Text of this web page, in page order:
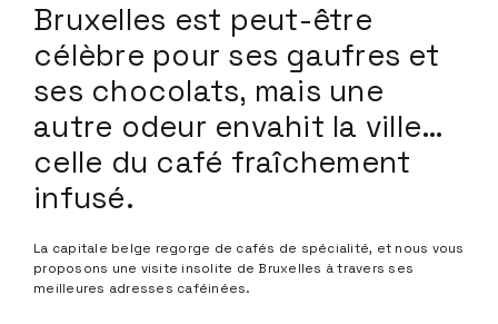
Bruxelles est peut-être
célèbre pour ses gaufres et
ses chocolats, mais une
autre odeur envahit la ville…
celle du café fraîchement
infusé.
La capitale belge regorge de cafés de spécialité, et nous vous
proposons une visite insolite de Bruxelles à travers ses
meilleures adresses caféinées.